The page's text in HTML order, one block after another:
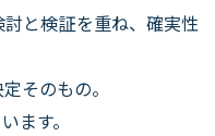
と検証を重ね、確実性
そのもの。
ます。